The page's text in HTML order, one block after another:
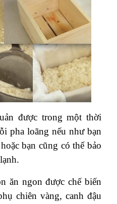
được trong một thời
pha loãng nếu như bạn
bạn cũng có thể bảo
ăn ngon được chế biến
chiên vàng, canh đậu